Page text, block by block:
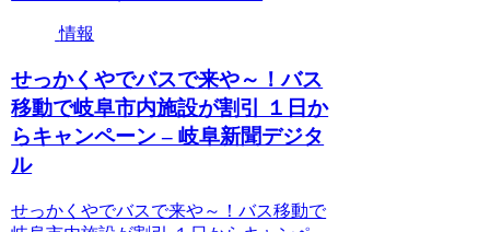
情報
せっかくやでバスで来や～！バス
移動で岐阜市内施設が割引 １日か
らキャンペーン – 岐阜新聞デジタ
ル
せっかくやでバスで来や～！バス移動で